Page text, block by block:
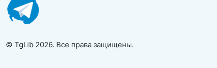
© TgLib 2026. Все права защищены.